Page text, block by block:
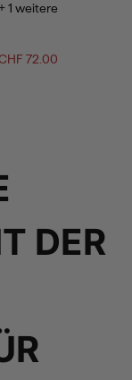
1 weitere
72.00
DER